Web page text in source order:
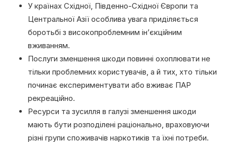
У країнах Східної, Південно-Східної Європи та
Центральної Азії особлива увага приділяється
боротьбі з високопроблемним ін’єкційним
вживанням.
Послуги зменшення шкоди повинні охоплювати не
тільки проблемних користувачів, а й тих, хто тільки
починає експериментувати або вживає ПАР
рекреаційно.
Ресурси та зусилля в галузі зменшення шкоди
мають бути розподілені раціонально, враховуючи
різні групи споживачів наркотиків та їхні потреби.